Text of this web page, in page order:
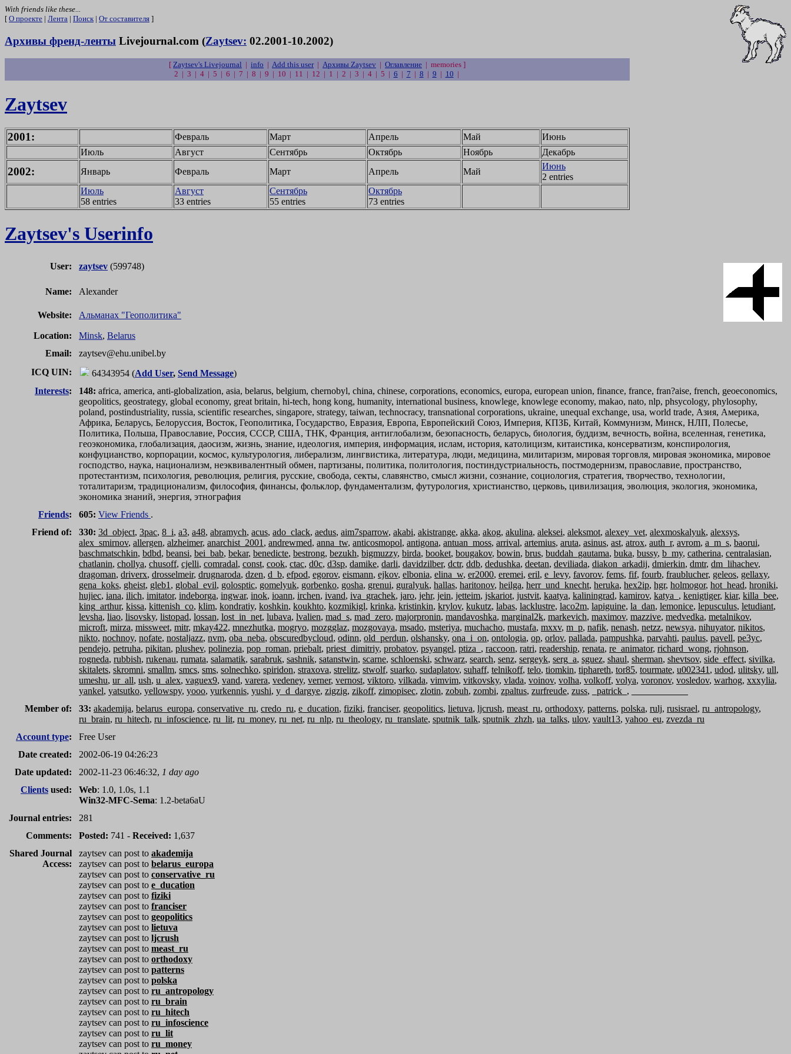
With friends like these...
[ О проекте | Лента | Поиск| От составителя ]
Архивы френд-ленты Livejournal.com (Zaytsev: 02.2001-10.2002)
[ Zaytsev's Livejournal | info | Add this user| Архивы Zaytsev | Оглавление | memories ]
2 | 3 | 4 | 5 | 6 | 7 | 8 | 9 | 10 | 11 | 12 | 1 | 2 | 3 | 4 | 5 | 6 | 7 | 8 | 9 | 10 |
Zaytsev
2001: Февраль Март Апрель Май
Июнь
Июль
Август Сентябрь Октябрь Ноябрь Декабрь
2002: Январь Февраль Март Апрель Май
Июнь
2 entries
Июль
58 entries
Август
33 entries
Сентябрь
55 entries
Октябрь
73 entries
Zaytsev's Userinfo
User: zaytsev (599748)
Name: Alexander
Website: Альманах "Геополитика"
Location: Minsk, Belarus
Email:
zaytsev@ehu.unibel.by
ICQ UIN: 64343954 (Add User, Send Message)
Interests: 148: africa, america, anti-globalization, asia, belarus, belgium, chernobyl, china, chinese, corporations, economics, europa, european union, finance, france, fran?aise, french, geoeconomics,
geopolitics, geostrategy, global economy, great britain, hi-tech, hong kong, humanity, international business, knowlege, knowlege economy, makao, nato, nlp, phsycology, phylosophy,
poland, postindustriality, russia, scientific researches, singapore, strategy, taiwan, technocracy, transnational corporations, ukraine, unequal exchange, usa, world trade, Азия, Америка,
Африка, Беларусь, Белоруссия, Восток, Геополитика, Государство, Евразия, Европа, Европейский Союз, Империя, КПЗБ, Китай, Коммунизм, Минск, НЛП, Полесье,
Политика, Польша, Православие, Россия, СССР, США, ТНК, Франция, антиглобализм, безопасность, беларусь, биология, буддизм, вечность, война, вселенная, генетика,
геоэкономика, глобализация, даосизм, жизнь, знание, идеология, империя, информация, ислам, история, католицизм, китаистика, консерватизм, конспирология,
конфуцианство, корпорации, космос, культурология, либерализм, лингвистика, литература, люди, медицина, милитаризм, мировая торговля, мировая экономика, мировое
господство, наука, национализм, неэквивалентный обмен, партизаны, политика, политология, постиндустриальность, постмодернизм, православие, пространство,
протестантизм, психология, революция, религия, русские, свобода, секты, славянство, смысл жизни, сознание, социология, стратегия, творчество, технологии,
тоталитаризм, традиционализм, философия, финансы, фольклор, фундаментализм, футурология, христианство, церковь, цивилизация, эволюция, экология, экономика,
экономика знаний, энергия, этнография
Friends: 605: View Friends .
Friend of:
330: 3d_object, 3pac, 8_i, a3, a48, abramych, acus, ado_clack, aedus, aim7sparrow, akabi, akistrange, akka, akog, akulina, aleksei, aleksmot, alexey_vet, alexmoskalyuk, alexsys,
alex_smirnov, allergen, alzheimer, anarchist_2001 , andrewmed, anna_tw, anticosmopol, antigona, antuan_moss, arrival, artemius, aruta, asinus, ast, atrox, auth_r, avrom, a_m_s, baorui,
baschmatschkin, bdbd, beansi, bei_bab, bekar, benedicte, bestrong, bezukh, bigmuzzy, birda, booket, bougakov, bowin, brus, buddah_gautama, buka, bussy, b_my, catherina, centralasian,
chatlanin, chollya, chusoff, cjelli, comradal, const, cook, ctac, d0c, d3sp, damike, darli, davidzilber, dctr, ddb, dedushka, deetan, deviliada, diakon_arkadij, dmierkin, dmtr, dm_lihachev,
dragoman, driverx, drosselmeir, drugnaroda, dzen, d_b, efpod, egorov, eismann, ejkov, elbonia, elina_w, er2000, eremei, eril, e_levy, favorov, fems, fif, fourb, fraublucher, geleos, gellaxy,
gena_koks, gheist, gleb1 , global_evil, golosptic, gomelyuk, gorbenko, gosha, grenui, guralyuk, hallas, haritonov, heilga, herr_und_knecht, heruka, hex2ip, hgr, holmogor, hot_head, hroniki,
hujiec, iana, ilich, imitator, indeborga, ingwar, inok, ioann, irchen, ivand, iva_grachek, jaro, jehr, jein, jetteim, jskariot, justvit, kaatya, kaliningrad, kamirov, katya_ , kenigtiger, kiar, killa_bee,
king_arthur, kissa, kittenish_co, klim, kondratiy, koshkin, koukhto, kozmikigl, krinka, kristinkin, krylov, kukutz, labas, lacklustre, laco2m, lapiguine, la_dan, lemonice, lepusculus, letudiant,
levsha, liao, lisovsky, listopad, lossan, lost_in_net, lubava, lvalien, mad_s, mad_zero, majorpronin, mandavoshka, marginal2k, markevich, maximov, mazzive, medvedka, metalnikov,
microft, mirza, missweet, mitr, mkay422, mnezhutka, mogryo, mozgglaz, mozgovaya, msado, msteriya, muchacho, mustafa, mxxv, m_p, nafik, nenash, netzz, newsya, nihuyator, nikitos,
nikto, nochnoy, nofate, nostaljazz, nvm, oba_neba, obscuredbycloud, odinn, old_perdun, olshansky, ona_i_on, ontologia, op, orlov, pallada, pampushka, parvahti, paulus, pavell, pe3yc,
pendejo, petruha, pikitan, plushev, polinezia, pop_roman, priebalt, priest_dimitriy, probatov, psyangel, ptiza_ , raccoon, ratri, readership, renata, re_animator, richard_wong, rjohnson,
rogneda, rubbish, rukenau, rumata, salamatik, sarabruk, sashnik, satanstwin, scarne, schloenski, schwarz, search, senz, sergeyk, serg_a, sguez, shaul, sherman, shevtsov, side_effect, sivilka,
skitalets, skromni, smallm, smcs, sms, solnechko, spiridon, straxova, strelitz, stwolf, suarko, sudaplatov, suhaff, telnikoff, telo, tiomkin, tiphareth, tor85, tourmate, u002341 , udod, ulitsky, ull,
umeshu, ur_all, ush, u_alex, vaguex9, vand, varera, vedeney, verner, vernost, viktoro, vilkada, vimvim, vitkovsky, vlada, voinov, volha, volkoff, volya, voronov, vosledov, warhog, xxxylia,
yankel, yatsutko, yellowspy, yooo, yurkennis, yushi, y_d_dargye, zigzig, zikoff, zimopisec, zlotin, zobuh, zombi, zpaltus, zurfreude, zuss, _patrick_ ,
Member of:
33: akademija, belarus_europa, conservative_ru, credo_ru, e_ducation, fiziki, franciser, geopolitics, lietuva, ljcrush, meast_ru, orthodoxy, patterns, polska, rulj, rusisrael, ru_antropology,
ru_brain, ru_hitech, ru_infoscience, ru_lit, ru_money, ru_net, ru_nlp, ru_theology, ru_translate, sputnik_talk, sputnik_zhzh, ua_talks, ulov, vault13, yahoo_eu, zvezda_ru
Account type:
Free User
Date created:
2002-06-19 04:26:23
Date updated:
2002-11-23 06:46:32, 1 day ago
Clients used: Web: 1.0, 1.0s, 1.1
Win32-MFC-Sema: 1.2-beta6aU
Journal entries:
281
Comments:
Posted: 741 - Received: 1,637
Shared Journal
Access:
zaytsev can post to akademija
zaytsev can post to belarus_europa
zaytsev can post to conservative_ru
zaytsev can post to e_ducation
zaytsev can post to fiziki
zaytsev can post to franciser
zaytsev can post to geopolitics
zaytsev can post to lietuva
zaytsev can post to ljcrush
zaytsev can post to meast_ru
zaytsev can post to orthodoxy
zaytsev can post to patterns
zaytsev can post to polska
zaytsev can post to ru_antropology
zaytsev can post to ru_brain
zaytsev can post to ru_hitech
zaytsev can post to ru_infoscience
zaytsev can post to ru_lit
zaytsev can post to ru_money